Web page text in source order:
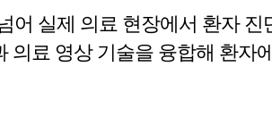
실제 의료 현장에서 환자
료 영상 기술을 융합해 환자